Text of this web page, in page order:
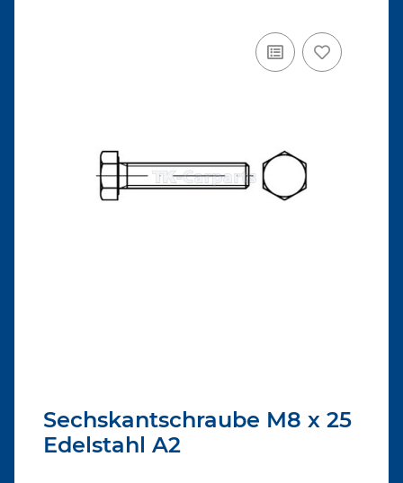
Sechskantschraube M8 x 25
Edelstahl A2